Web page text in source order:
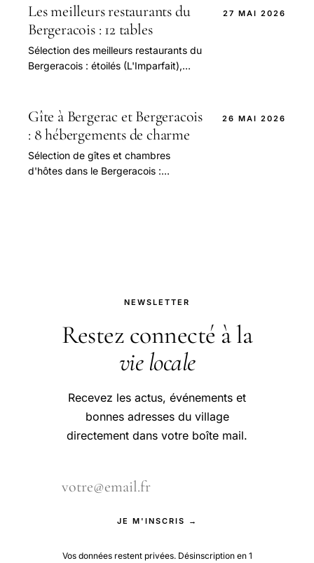
Les meilleurs restaurants du
Bergeracois : 12 tables
Sélection des meilleurs restaurants du
Bergeracois : étoilés (L'Imparfait),
2026.
27 MAI 2026
Gîte à Bergerac et Bergeracois
: 8 hébergements de charme
Sélection de gîtes et chambres
d'hôtes dans le Bergeracois :
26 MAI 2026
NEWSLETTER
Restez connecté à la
vie locale
Recevez les actus, événements et
bonnes adresses du village
directement dans votre boîte mail.
JE M'INSCRIS →
Vos données restent privées. Désinscription en 1